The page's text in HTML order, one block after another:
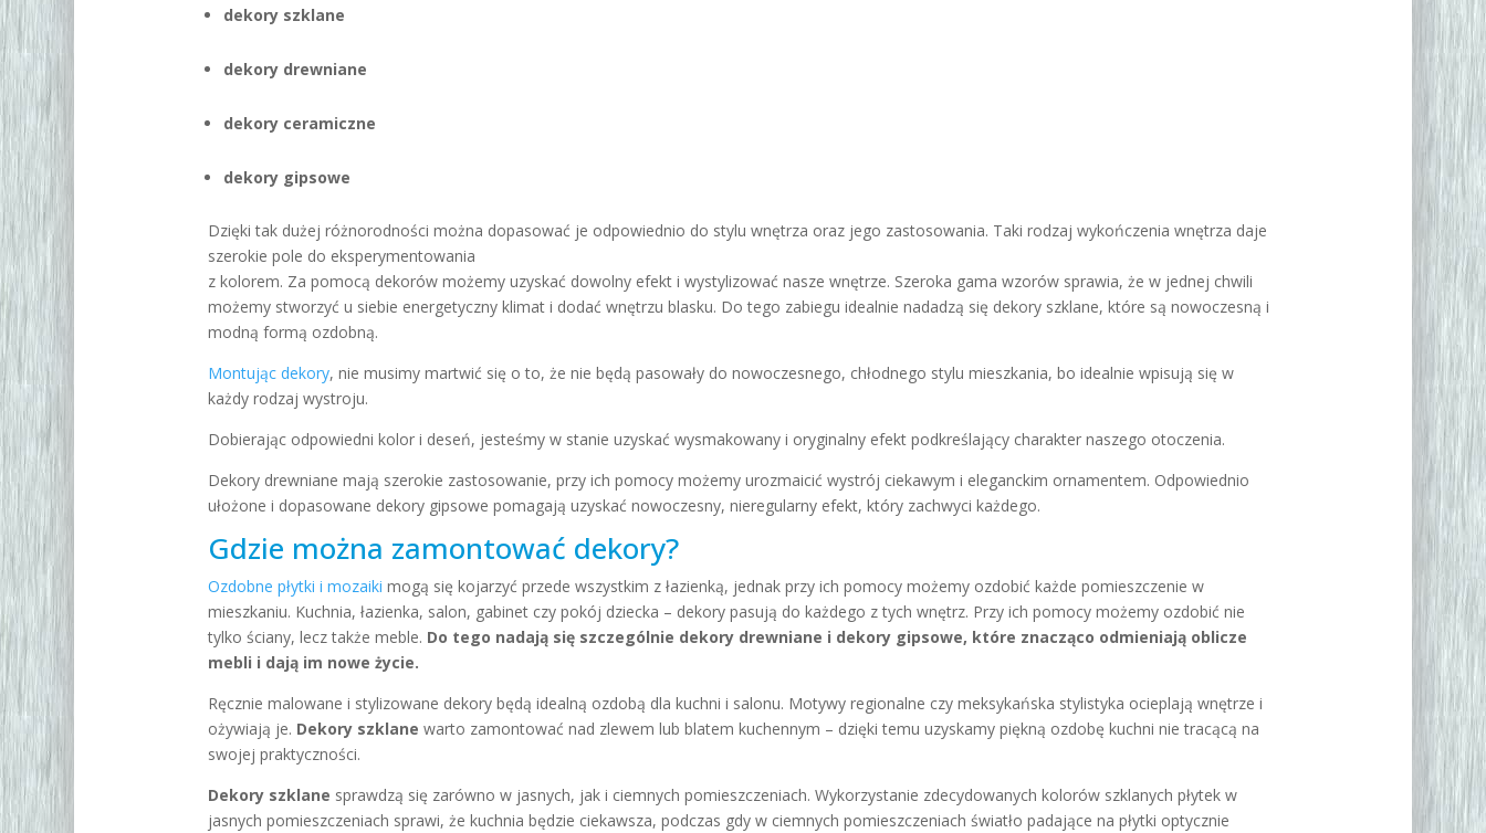
dekory szklane
dekory drewniane
dekory ceramiczne
dekory gipsowe
Dzięki tak dużej różnorodności można dopasować je odpowiednio do stylu wnętrza oraz jego zastosowania. Taki rodzaj wykończenia wnętrza daje
szerokie pole do eksperymentowania
z kolorem. Za pomocą dekorów możemy uzyskać dowolny efekt i wystylizować nasze wnętrze. Szeroka gama wzorów sprawia, że w jednej chwili
możemy stworzyć u siebie energetyczny klimat i dodać wnętrzu blasku. Do tego zabiegu idealnie nadadzą się dekory szklane, które są nowoczesną i
modną formą ozdobną.
Montując dekory, nie musimy martwić się o to, że nie będą pasowały do nowoczesnego, chłodnego stylu mieszkania, bo idealnie wpisują się w
każdy rodzaj wystroju.
Dobierając odpowiedni kolor i deseń, jesteśmy w stanie uzyskać wysmakowany i oryginalny efekt podkreślający charakter naszego otoczenia.
Dekory drewniane mają szerokie zastosowanie, przy ich pomocy możemy urozmaicić wystrój ciekawym i eleganckim ornamentem. Odpowiednio
ułożone i dopasowane dekory gipsowe pomagają uzyskać nowoczesny, nieregularny efekt, który zachwyci każdego.
Gdzie można zamontować dekory?
Ozdobne płytki i mozaiki mogą się kojarzyć przede wszystkim z łazienką, jednak przy ich pomocy możemy ozdobić każde pomieszczenie w
mieszkaniu. Kuchnia, łazienka, salon, gabinet czy pokój dziecka – dekory pasują do każdego z tych wnętrz. Przy ich pomocy możemy ozdobić nie
tylko ściany, lecz także meble. Do tego nadają się szczególnie dekory drewniane i dekory gipsowe, które znacząco odmieniają oblicze
mebli i dają im nowe życie.
Ręcznie malowane i stylizowane dekory będą idealną ozdobą dla kuchni i salonu. Motywy regionalne czy meksykańska stylistyka ocieplają wnętrze i
ożywiają je. Dekory szklane warto zamontować nad zlewem lub blatem kuchennym – dzięki temu uzyskamy piękną ozdobę kuchni nie tracącą na
swojej praktyczności.
Dekory szklane sprawdzą się zarówno w jasnych, jak i ciemnych pomieszczeniach. Wykorzystanie zdecydowanych kolorów szklanych płytek w
jasnych pomieszczeniach sprawi, że kuchnia będzie ciekawsza, podczas gdy w ciemnych pomieszczeniach światło padające na płytki optycznie